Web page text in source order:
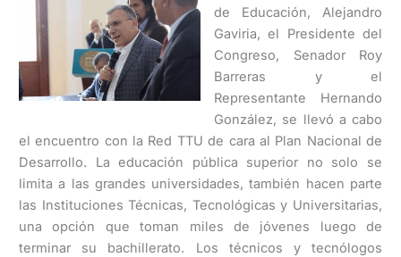
de Educación, Alejandro
Gaviria, el Presidente del
Congreso, Senador Roy
Barreras y el
Representante Hernando
González, se llevó a cabo
el encuentro con la Red TTU de cara al Plan Nacional de
Desarrollo. La educación pública superior no solo se
limita a las grandes universidades, también hacen parte
las Instituciones Técnicas, Tecnológicas y Universitarias,
una opción que toman miles de jóvenes luego de
terminar su bachillerato. Los técnicos y tecnólogos